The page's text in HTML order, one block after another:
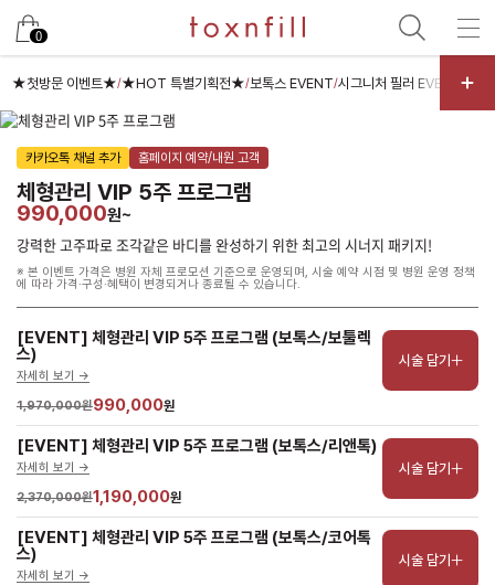
0
★첫방문 이벤트★/★HOT 특별기획전★/보톡스 EVENT/시그니처 필러 EVENT/콜라
카카오톡 채널 추가 홈페이지 예약/내원 고객
체형관리 VIP 5주 프로그램
990,000원~
강력한 고주파로 조각같은 바디를 완성하기 위한 최고의 시너지 패키지!
※ 본 이벤트 가격은 병원 자체 프로모션 기준으로 운영되며, 시술 예약 시점 및 병원 운영 정책
에 따라 가격·구성·혜택이 변경되거나 종료될 수 있습니다.
[EVENT] 체형관리 VIP 5주 프로그램 (보톡스/보툴렉
스)
자세히 보기 ->
1,970,000원990,000원
시술 담기
[EVENT] 체형관리 VIP 5주 프로그램 (보톡스/리앤톡)
자세히 보기 ->
2,370,000원1,190,000원
시술 담기
[EVENT] 체형관리 VIP 5주 프로그램 (보톡스/코어톡
스)
자세히 보기 ->
시술 담기
남은 시술/관리권 예약
남은 시술/관리권 종류 선택
리프팅
색소
스킨부스터
스킨케어
여드름/모공
제모
체형
프로그램
향노화수액
기타